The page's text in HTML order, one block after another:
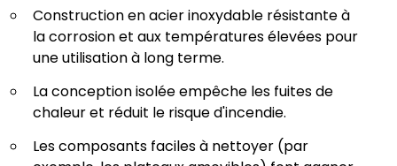
Construction en acier inoxydable résistante à
la corrosion et aux températures élevées pour
une utilisation à long terme.
La conception isolée empêche les fuites de
chaleur et réduit le risque d'incendie.
Les composants faciles à nettoyer (par